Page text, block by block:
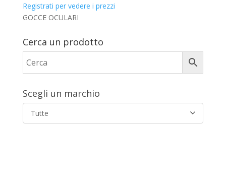
Registrati per vedere i prezzi
GOCCE OCULARI
Cerca un prodotto
Scegli un marchio
Tutte